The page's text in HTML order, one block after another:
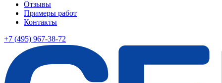
Отзывы
Примеры работ
Контакты
+7 (495) 967-38-72